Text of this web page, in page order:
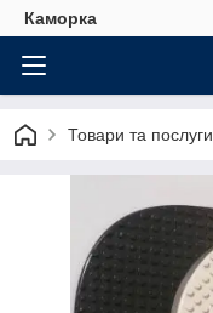
Каморка
Товари та послуги